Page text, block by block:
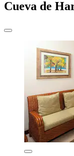
Cueva de